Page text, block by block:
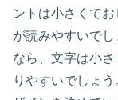
ントは小さくて
が読みやすいで
なら、文字は小
りやすいでしょ